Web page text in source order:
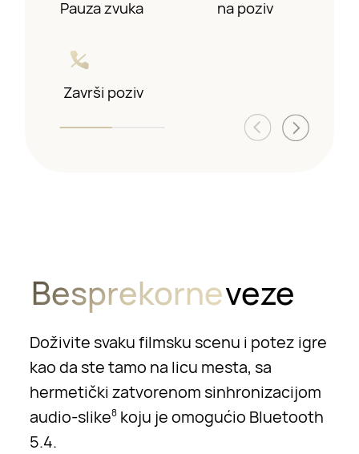
Pauza zvuka
na poziv
Završi poziv
numera
Besprekorneveze
Doživite svaku filmsku scenu i potez igre
kao da ste tamo na licu mesta, sa
hermetički zatvorenom sinhronizacijom
audio-slike8 koju je omogućio Bluetooth
5.4.